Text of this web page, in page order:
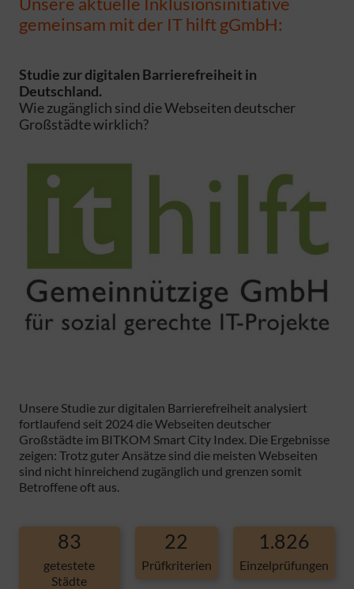
gemeinsam mit der IT hilft gGmbH:
Studie zur digitalen Barrierefreiheit in
Deutschland.
Wie zugänglich sind die Webseiten deutscher
Großstädte wirklich?
Unsere Studie zur digitalen Barrierefreiheit analysiert
fortlaufend seit 2024 die Webseiten deutscher
Großstädte im BITKOM Smart City Index. Die Ergebnisse
zeigen: Trotz guter Ansätze sind die meisten Webseiten
sind nicht hinreichend zugänglich und grenzen somit
Betroffene oft aus.
83
getestete
Städte
22
Prüfkriterien
1.826
Einzelprüfungen